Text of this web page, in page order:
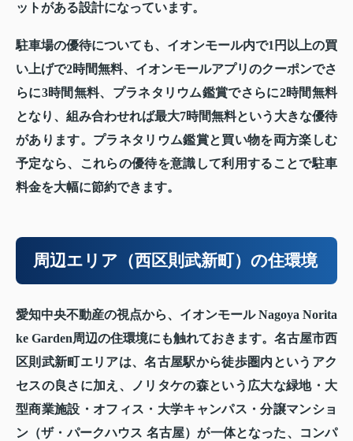
ットがある設計になっています。
駐車場の優待についても、イオンモール内で1円以上の買
い上げで2時間無料、イオンモールアプリのクーポンでさ
らに3時間無料、プラネタリウム鑑賞でさらに2時間無料
となり、組み合わせれば最大7時間無料という大きな優待
があります。プラネタリウム鑑賞と買い物を両方楽しむ
予定なら、これらの優待を意識して利用することで駐車
料金を大幅に節約できます。
周辺エリア（西区則武新町）の住環境
愛知中央不動産の視点から、イオンモール Nagoya Norita
ke Garden周辺の住環境にも触れておきます。名古屋市西
区則武新町エリアは、名古屋駅から徒歩圏内というアク
セスの良さに加え、ノリタケの森という広大な緑地・大
型商業施設・オフィス・大学キャンパス・分譲マンショ
ン（ザ・パークハウス 名古屋）が一体となった、コンパ